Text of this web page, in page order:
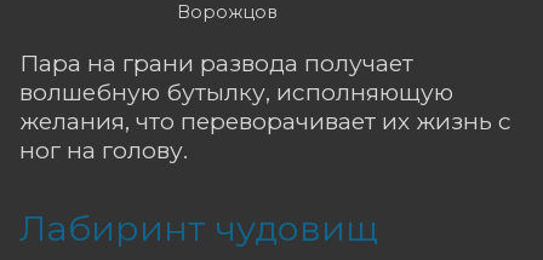
Ворожцов
Пара на грани развода получает
волшебную бутылку, исполняющую
желания, что переворачивает их жизнь с
ног на голову.
Лабиринт чудовищ